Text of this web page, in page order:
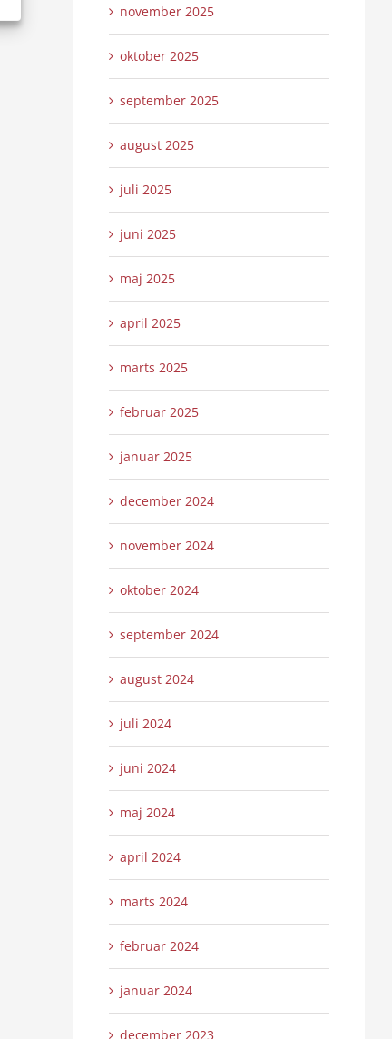
november 2025
oktober 2025
september 2025
august 2025
juli 2025
juni 2025
maj 2025
april 2025
marts 2025
februar 2025
januar 2025
december 2024
november 2024
oktober 2024
september 2024
august 2024
juli 2024
juni 2024
maj 2024
april 2024
marts 2024
februar 2024
januar 2024
december 2023